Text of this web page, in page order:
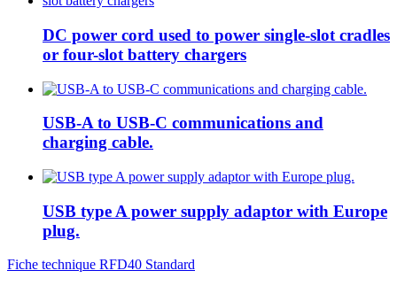
DC power cord used to power single-slot cradles
or four-slot battery chargers
USB-A to USB-C communications and
charging cable.
USB type A power supply adaptor with Europe
plug.
Fiche technique RFD40 Standard